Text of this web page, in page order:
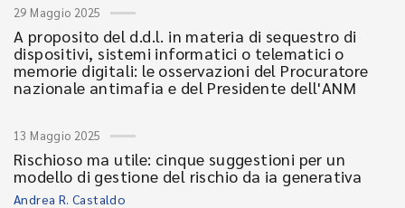
29 Maggio 2025
A proposito del d.d.l. in materia di sequestro di
dispositivi, sistemi informatici o telematici o
memorie digitali: le osservazioni del Procuratore
nazionale antimafia e del Presidente dell'ANM
13 Maggio 2025
Rischioso ma utile: cinque suggestioni per un
modello di gestione del rischio da ia generativa
Andrea R. Castaldo